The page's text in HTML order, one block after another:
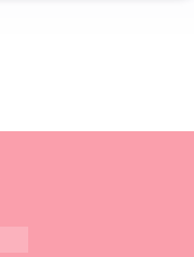
式アカウント
式アカウント
んInstagram公式アカウント
ーみんFacebook公式アカウン
いどりーみんYouTube公式アカ